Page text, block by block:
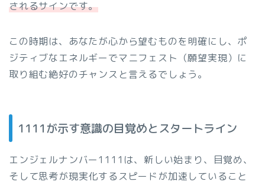
されるサインです。
この時期は、あなたが心から望むものを明確にし、ポ
ジティブなエネルギーでマニフェスト（願望実現）に
取り組む絶好のチャンスと言えるでしょう。
1111が示す意識の目覚めとスタートライン
エンジェルナンバー1111は、新しい始まり、目覚め、
そして思考が現実化するスピードが加速していること